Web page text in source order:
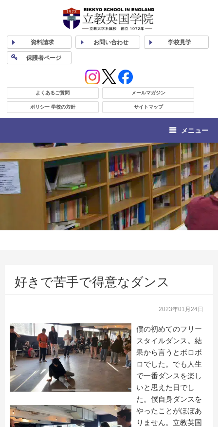
資料請求 お問い合わせ 学校見学
保護者ページ
よくあるご質問 メールマガジン
ポリシー 学校の方針 サイトマップ
メニュー
好きで苦手で得意なダンス
2023年01月24日
僕の初めてのフリー
スタイルダンス。結
果から言うとボロボ
ロでした。でも人生
で一番ダンスを楽し
いと思えた日でし
た。僕自身ダンスを
やったことがほぼあ
りません。立教英国